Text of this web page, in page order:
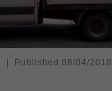
Published 08/04/2018